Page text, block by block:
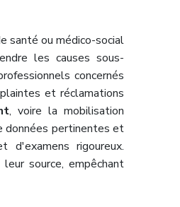
santé ou médico-social
les causes sous-
concernés
et réclamations
, voire la mobilisation
données pertinentes et
rigoureux.
source, empêchant